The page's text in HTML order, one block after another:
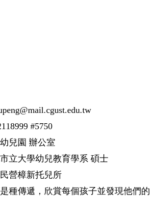
#5750
兒園 辦公室
大學幼兒教育學系 碩士
樟新托兒所
種傳遞，欣賞每個孩子並發現他們